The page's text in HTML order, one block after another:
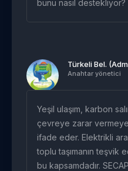
bunu nasıl destekliyor?
Türkeli Bel.
Anahtar yönetici
Yeşil ulaşım, karbon
çevreye zarar
ifade eder. Elektrikli
toplu taşımanın teşvik
bu kapsamdadır.